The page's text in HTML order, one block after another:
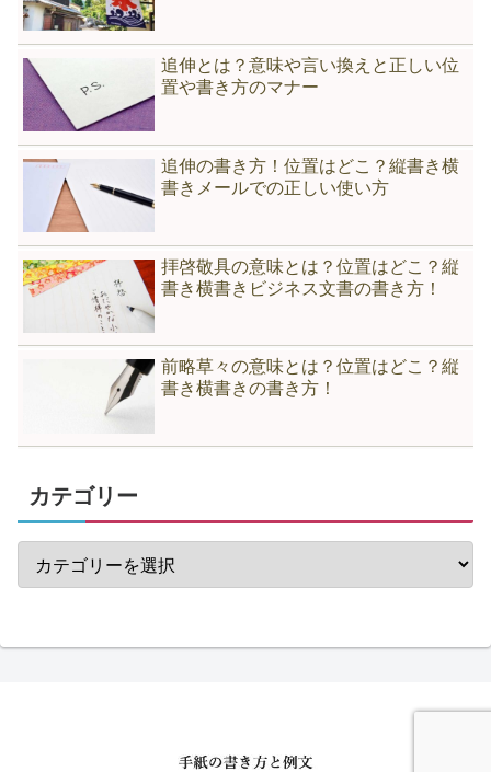
追伸とは？意味や言い換えと正しい位
置や書き方のマナー
追伸の書き方！位置はどこ？縦書き横
書きメールでの正しい使い方
拝啓敬具の意味とは？位置はどこ？縦
書き横書きビジネス文書の書き方！
前略草々の意味とは？位置はどこ？縦
書き横書きの書き方！
カテゴリー